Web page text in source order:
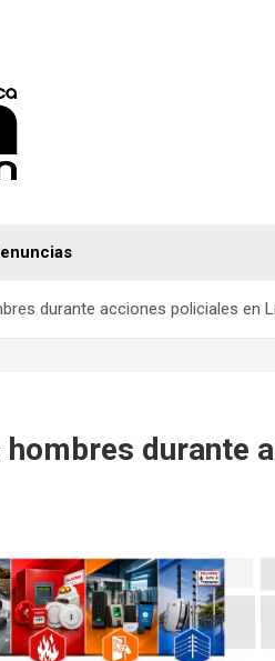
durante acciones policiales en
durante